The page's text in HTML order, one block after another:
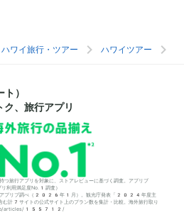
ハワイ旅行・ツアー ハワイツアー
）
、旅行アプリ
旅行アプリを対象に、ストアレビューに基づく調査。アプリブ
用満足度No.1調査）
。アプリブ調べ（2026年1月）。観光庁発表「2024年度主
計7サイトの公式サイト上のプラン数を集計・比較。海外旅行取り
liv.jp/articles/155712/